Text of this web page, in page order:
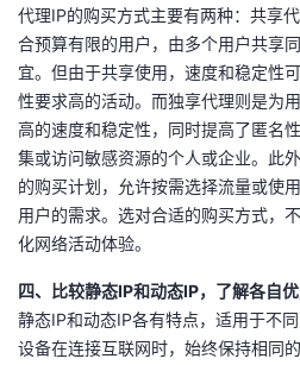
者
学
堂
我
课
的
我
支
持
我
的
术
我
云
代理IP的购买方式主要有两种：共享
合预算有限的用户，由多个用户共享
宜。但由于共享使用，速度和稳定性
性要求高的活动。而独享代理则是为
高的速度和稳定性，同时提高了匿名
集或访问敏感资源的个人或企业。此
的购买计划，允许按需选择流量或使
用户的需求。选对合适的购买方式，
化网络活动体验。
四、比较静态IP和动态IP，了解各自
静态IP和动态IP各有特点，适用于不
设备在连接互联网时，始终保持相同